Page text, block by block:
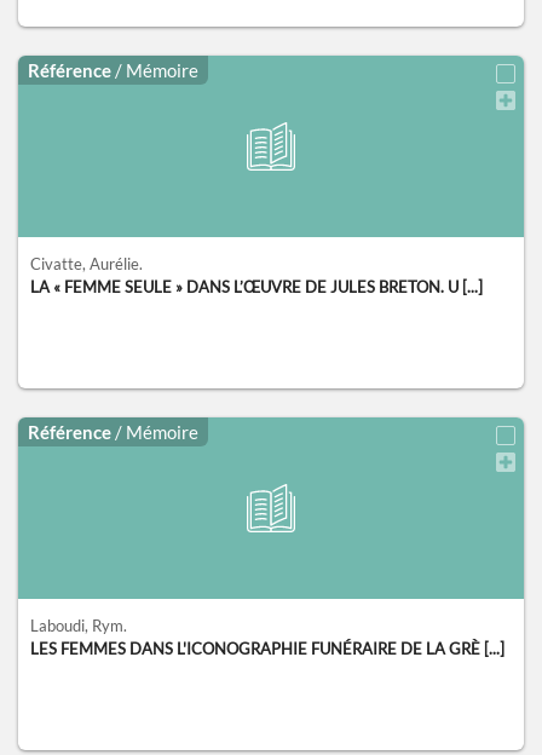
Référence / Mémoire
Civatte, Aurélie.
LA « FEMME SEULE » DANS L’ŒUVRE DE JULES BRETON. U [...]
Référence / Mémoire
Laboudi, Rym.
LES FEMMES DANS L'ICONOGRAPHIE FUNÉRAIRE DE LA GRÈ [...]